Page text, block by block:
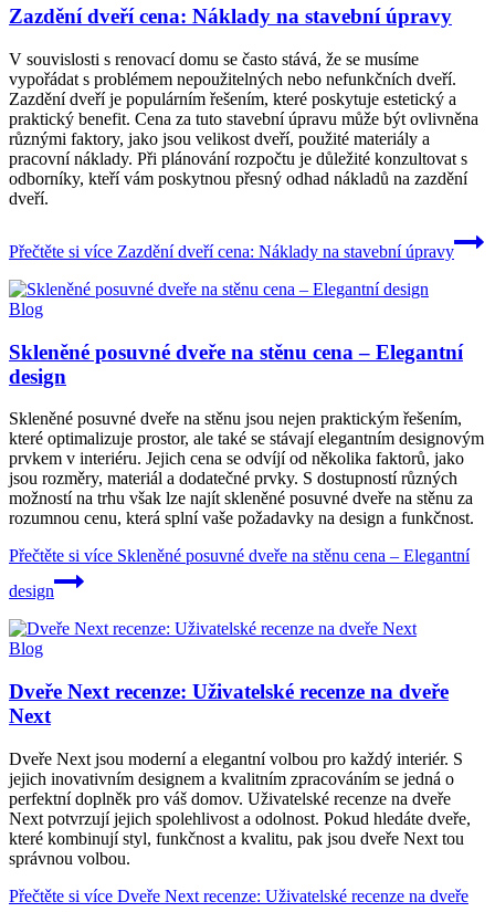
Zazdění dveří cena: Náklady na stavební úpravy
V souvislosti s renovací domu se často stává, že se musíme
vypořádat s problémem nepoužitelných nebo nefunkčních dveří.
Zazdění dveří je populárním řešením, které poskytuje estetický a
praktický benefit. Cena za tuto stavební úpravu může být ovlivněna
různými faktory, jako jsou velikost dveří, použité materiály a
pracovní náklady. Při plánování rozpočtu je důležité konzultovat s
odborníky, kteří vám poskytnou přesný odhad nákladů na zazdění
dveří.
Přečtěte si více Zazdění dveří cena: Náklady na stavební úpravy
Blog
Skleněné posuvné dveře na stěnu cena – Elegantní
design
Skleněné posuvné dveře na stěnu jsou nejen praktickým řešením,
které optimalizuje prostor, ale také se stávají elegantním designovým
prvkem v interiéru. Jejich cena se odvíjí od několika faktorů, jako
jsou rozměry, materiál a dodatečné prvky. S dostupností různých
možností na trhu však lze najít skleněné posuvné dveře na stěnu za
rozumnou cenu, která splní vaše požadavky na design a funkčnost.
Přečtěte si více Skleněné posuvné dveře na stěnu cena – Elegantní
design
Blog
Dveře Next recenze: Uživatelské recenze na dveře
Next
Dveře Next jsou moderní a elegantní volbou pro každý interiér. S
jejich inovativním designem a kvalitním zpracováním se jedná o
perfektní doplněk pro váš domov. Uživatelské recenze na dveře
Next potvrzují jejich spolehlivost a odolnost. Pokud hledáte dveře,
které kombinují styl, funkčnost a kvalitu, pak jsou dveře Next tou
správnou volbou.
Přečtěte si více Dveře Next recenze: Uživatelské recenze na dveře